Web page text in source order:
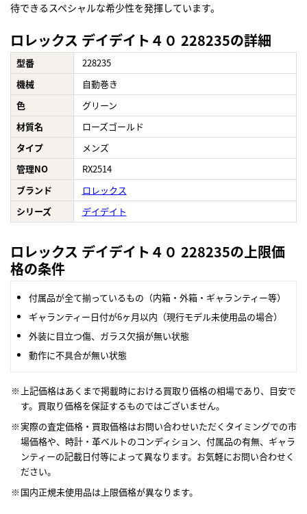
待できるスペシャルな希少性を発揮しています。
ロレックス デイデイト４０ 228235の詳細
型番
228235
機械
自動巻き
色
グリーン
材質名
ローズゴールド
タイプ
メンズ
管理NO
RX2514
ブランド
ロレックス
シリーズ
デイデイト
ロレックス デイデイト４０ 228235の上限価
格の条件
付属品が全て揃っているもの（内箱・外箱・ギャランティー等）
ギャランティー日付が6ヶ月以内（現行モデル未使用品の場合）
外装に目立つ傷、ガラス欠損が無い状態
動作に不具合が無い状態
上記価格はあくまで掲載時における買取り価格の相場であり、目安で
す。買取り価格を保証するものではございません。
実際の査定価格・買取価格はお問い合わせいただくタイミングでの市
場価格や、時計・革ベルトのコンディション、付属品の有無、ギャラ
ンティーの記載日付等によって異なります。お気軽にお問い合わせく
ださい。
国内正規未使用品は上限価格が異なります。